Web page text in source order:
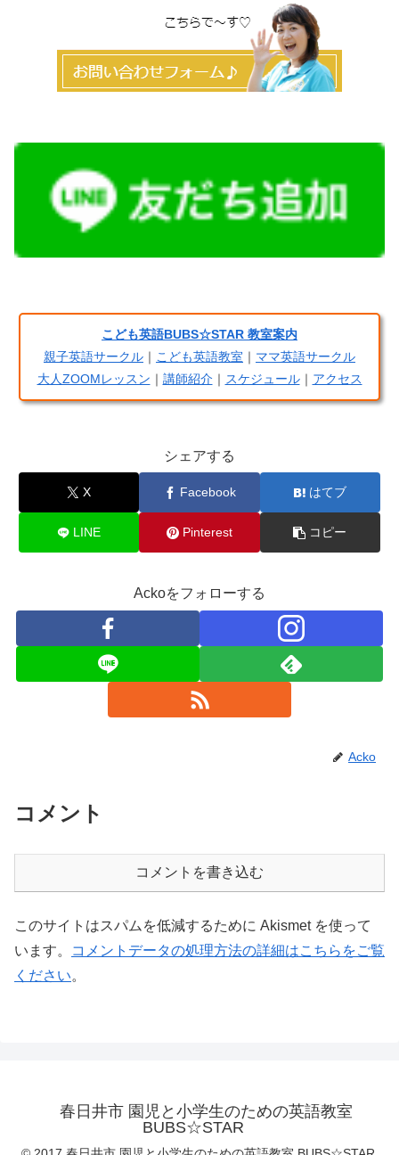
こども英語BUBS☆STAR 教室案内
親子英語サークル ｜ こども英語教室 ｜ ママ英語サークル
大人ZOOMレッスン ｜ 講師紹介｜ スケジュール｜ アクセス
シェアする
X Facebook はてブ
LINE Pinterest コピー
Ackoをフォローする
Acko
コメント
コメントを書き込む
このサイトはスパムを低減するために Akismet を使って
います。
コメントデータの処理方法の詳細はこちらをご覧
ください。
春日井市 園児と小学生のための英語教室
BUBS☆STAR